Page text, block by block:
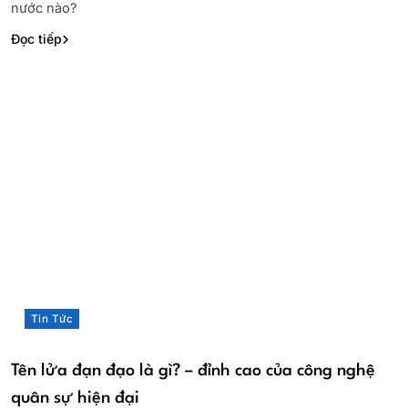
nước nào?
Đọc tiếp
Tin Tức
Tên lửa đạn đạo là gì? – đỉnh cao của công nghệ
quân sự hiện đại